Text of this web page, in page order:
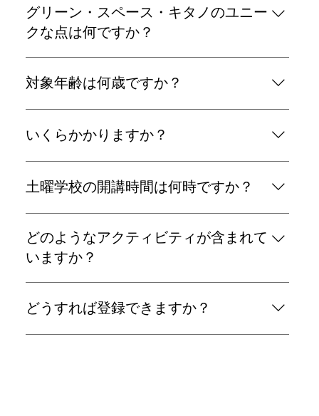
ログラム。CLIL（内容言語統合型学習）とプロジ
ェクト型アクティビティを通して、コミュニケーシ
グリーン・スペース・キタノのユニー
クな点は何ですか？
型の英語学習環境を提供します。少人数制のフレン
とって楽しく有意義な学習を実現します。
対象年齢は何歳ですか？
曜クラスは4歳から7歳までが対象です。
いくらかかりますか？
（9:00～12:30）9,000円（1セッションあたり）。
のみ）。
土曜学校の開講時間は何時ですか？
は9:00～13:00（昼食付き）。特別な事情がある場
合は飛び入り参加も可能です。詳細はお問い合わせ
どのようなアクティビティが含まれて
いますか？
ンクラフト教育、読書と日記、ディスカッションと
どうすれば登録できますか？